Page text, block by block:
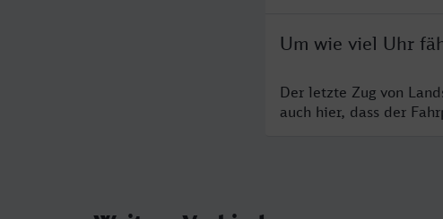
Um wie viel Uhr
Der letzte Zug von
auch hier, dass der